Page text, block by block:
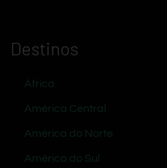
Destinos
África
América Central
América do Norte
América do Sul